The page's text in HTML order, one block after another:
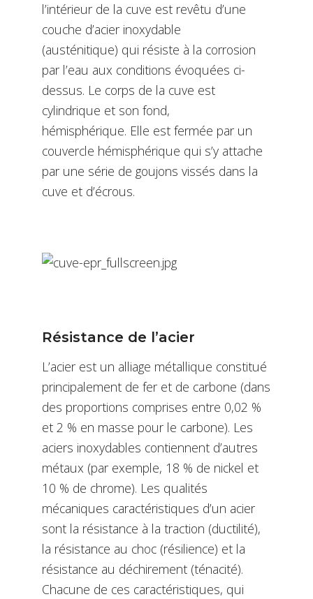
l’intérieur de la cuve est revêtu d’une
couche d’acier inoxydable
(austénitique) qui résiste à la corrosion
par l’eau aux conditions évoquées ci-
dessus. Le corps de la cuve est
cylindrique et son fond,
hémisphérique. Elle est fermée par un
couvercle hémisphérique qui s’y attache
par une série de goujons vissés dans la
cuve et d’écrous.
Résistance de l’acier
L’acier est un alliage métallique constitué
principalement de fer et de carbone (dans
des proportions comprises entre 0,02 %
et 2 % en masse pour le carbone). Les
aciers inoxydables contiennent d’autres
métaux (par exemple, 18 % de nickel et
10 % de chrome). Les qualités
mécaniques caractéristiques d’un acier
sont la résistance à la traction (ductilité),
la résistance au choc (résilience) et la
résistance au déchirement (ténacité).
Chacune de ces caractéristiques, qui